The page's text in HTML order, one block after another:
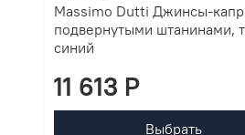
Massimo Dutti Джинсы-
подвернутыми штанинами,
синий
11 613 P
Выбрать